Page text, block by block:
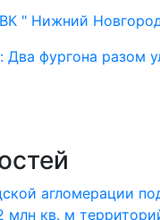
" Нижний
Два фургона разом